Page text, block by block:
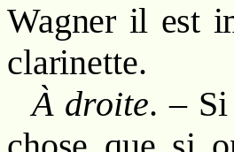
Wagner il est
clarinette.
À droite. – Si